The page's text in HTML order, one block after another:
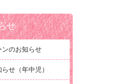
せ
ンのお知らせ
せ（年中児）